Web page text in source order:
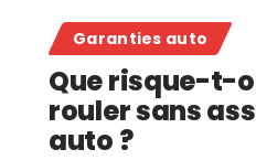
Garanties auto
Que risque-t-
rouler sans
auto ?